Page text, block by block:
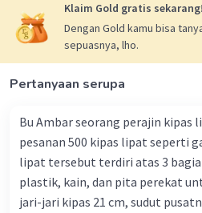
Shane V Level 18
12 Januari 2024 05:10
62,8=3,14*D=62,8:3,14=20
Iklan
N. A Community
12 Januari 2024 01:00
Jawaban terverifikasi
Diameter dan jari-jari
Klaim Gold gratis sekarang!
Dengan Gold kamu bisa
sepuasnya, lho.
Pertanyaan serupa
Bu Ambar seorang perajin kipas
pesanan 500 kipas lipat seperti
lipat tersebut terdiri atas 3
plastik, kain, dan pita perekat
jari-jari kipas 21 cm, sudut